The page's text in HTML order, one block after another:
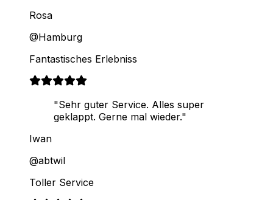
Rosa
@Hamburg
Fantastisches Erlebniss
"Sehr guter Service. Alles super
geklappt. Gerne mal wieder."
Iwan
@abtwil
Toller Service